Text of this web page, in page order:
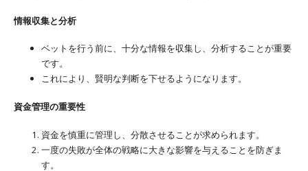
情報収集と分析
ベットを行う前に、十分な情報を収集し、分析することが重要
です。
これにより、賢明な判断を下せるようになります。
資金管理の重要性
資金を慎重に管理し、分散させることが求められます。
一度の失敗が全体の戦略に大きな影響を与えることを防ぎま
す。